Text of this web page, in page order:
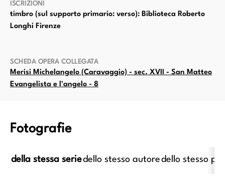
ISCRIZIONI
timbro (sul supporto primario: verso): Biblioteca Roberto
Longhi Firenze
SCHEDA OPERA COLLEGATA
Merisi Michelangelo (Caravaggio) - sec. XVII - San Matteo
Evangelista e l'angelo - 8
Fotografie
della stessa seriedello stesso autoredello stesso